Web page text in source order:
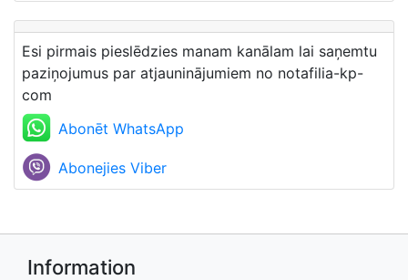
Esi pirmais pieslēdzies manam kanālam lai saņemtu
paziņojumus par atjauninājumiem no notafilia-kp-
com
Abonēt WhatsApp
Abonejies Viber
Information